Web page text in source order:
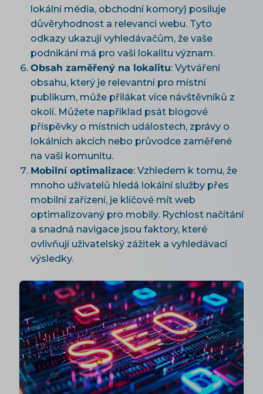
lokální média, obchodní komory) posiluje
důvěryhodnost a relevanci webu. Tyto
odkazy ukazují vyhledávačům, že vaše
podnikání má pro vaši lokalitu význam.
Obsah zaměřený na lokalitu: Vytváření
obsahu, který je relevantní pro místní
publikum, může přilákat více návštěvníků z
okolí. Můžete například psát blogové
příspěvky o místních událostech, zprávy o
lokálních akcích nebo průvodce zaměřené
na vaši komunitu.
Mobilní optimalizace: Vzhledem k tomu, že
mnoho uživatelů hledá lokální služby přes
mobilní zařízení, je klíčové mít web
optimalizovaný pro mobily. Rychlost načítání
a snadná navigace jsou faktory, které
ovlivňují uživatelský zážitek a vyhledávací
výsledky.